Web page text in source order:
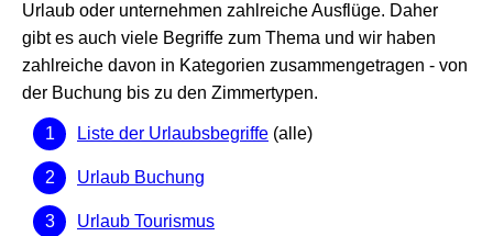
Urlaub oder unternehmen zahlreiche Ausflüge. Daher
gibt es auch viele Begriffe zum Thema und wir haben
zahlreiche davon in Kategorien zusammengetragen - von
der Buchung bis zu den Zimmertypen.
Liste der Urlaubsbegriffe (alle)
Urlaub Buchung
Urlaub Tourismus